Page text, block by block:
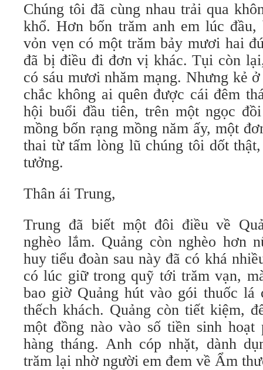
Chúng tôi đã cùng nhau trải qua
khổ. Hơn bốn trăm anh em lúc đầu,
vỏn vẹn có một trăm bảy mươi hai
đã bị điều đi đơn vị khác. Tụi còn
có sáu mươi nhăm mạng. Nhưng kẻ
chắc không ai quên được cái đêm
hội buổi đầu tiên, trên một ngọc
mồng bốn rạng mồng năm ấy, một
thai từ tấm lòng lũ chúng tôi dốt
tưởng.
Thân ái Trung,
Trung đã biết một đôi điều về
nghèo lắm. Quảng còn nghèo hơn
huy tiểu đoàn sau này đã có khá
có lúc giữ trong quỹ tới trăm vạn,
bao giờ Quảng hút vào gói thuốc lá
thếch khách. Quảng còn tiết kiệm,
một đồng nào vào số tiền sinh hoạt
hàng tháng. Anh cóp nhặt, dành
trăm lại nhờ người em đem về Ẩm